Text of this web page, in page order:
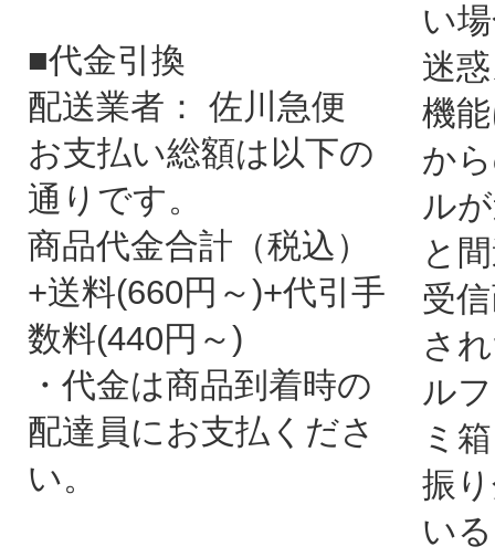
■代金引換
配送業者： 佐川急便
お支払い総額は以下の
通りです。
商品代金合計（税込）
+送料(660円～)+代引手
数料(440円～)
・代金は商品到着時の
配達員にお支払くださ
い。
い
迷
機
か
ル
と
受
さ
ル
ミ
振
い